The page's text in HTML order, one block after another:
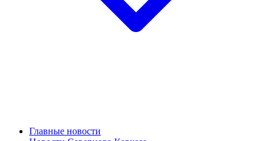
Главные новости